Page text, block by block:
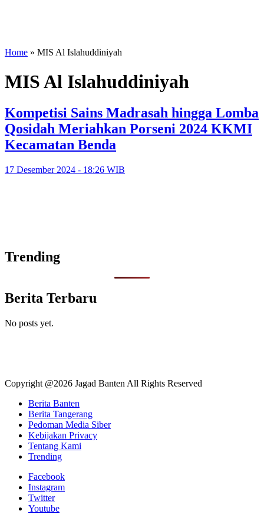
Home » MIS Al Islahuddiniyah
MIS Al Islahuddiniyah
Kompetisi Sains Madrasah hingga Lomba
Qosidah Meriahkan Porseni 2024 KKMI
Kecamatan Benda
17 Desember 2024 - 18:26 WIB
Trending
Berita Terbaru
No posts yet.
Copyright @2026 Jagad Banten All Rights Reserved
Berita Banten
Berita Tangerang
Pedoman Media Siber
Kebijakan Privacy
Tentang Kami
Trending
Facebook
Instagram
Twitter
Youtube